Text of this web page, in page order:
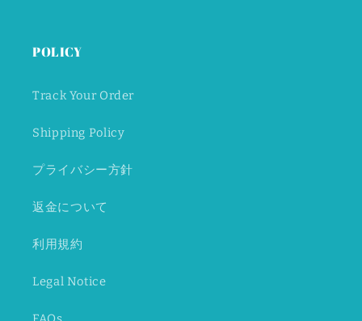
POLICY
Track Your Order
Shipping Policy
プライバシー方針
返金について
利用規約
Legal Notice